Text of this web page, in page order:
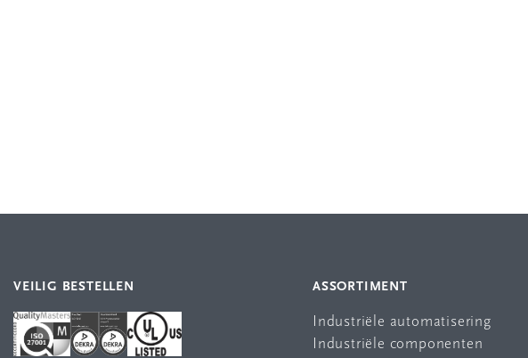
VEILIG BESTELLEN ASSORTIMENT
Industriële automatisering
Industriële componenten